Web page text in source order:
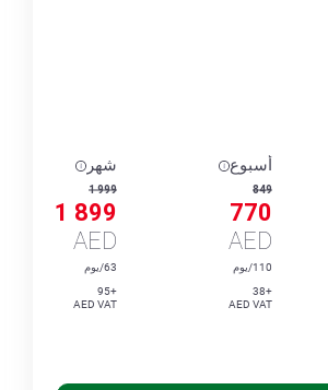
أسبوع
849
770
AED
110/يوم
+38
AED VAT
شهر
1 999
1 899
AED
63/يوم
+95
AED VAT